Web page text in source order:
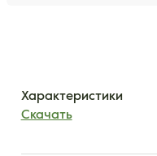
Характеристики
Скачать